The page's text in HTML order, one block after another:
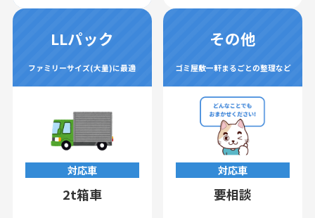
LLパック
ファミリーサイズ(大量)に最適
対応車
2t箱車
その他
ゴミ屋敷一軒まるごとの整理など
対応車
要相談